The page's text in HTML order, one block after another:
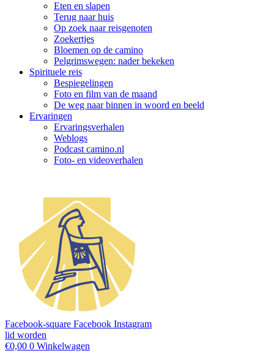
Eten en slapen
Terug naar huis
Op zoek naar reisgenoten
Zoekertjes
Bloemen op de camino
Pelgrimswegen: nader bekeken
Spirituele reis
Bespiegelingen
Foto en film van de maand
De weg naar binnen in woord en beeld
Ervaringen
Ervaringsverhalen
Weblogs
Podcast camino.nl
Foto- en videoverhalen
Facebook-square Facebook Instagram
lid worden
€0,00 0 Winkelwagen